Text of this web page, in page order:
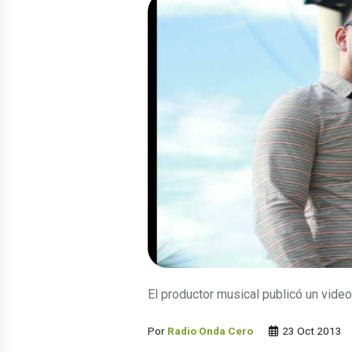
El productor musical publicó un video
Por Radio Onda Cero 23 Oct 2013